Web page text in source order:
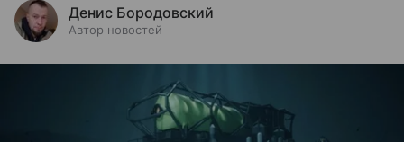
Денис Бородовский
Автор новостей